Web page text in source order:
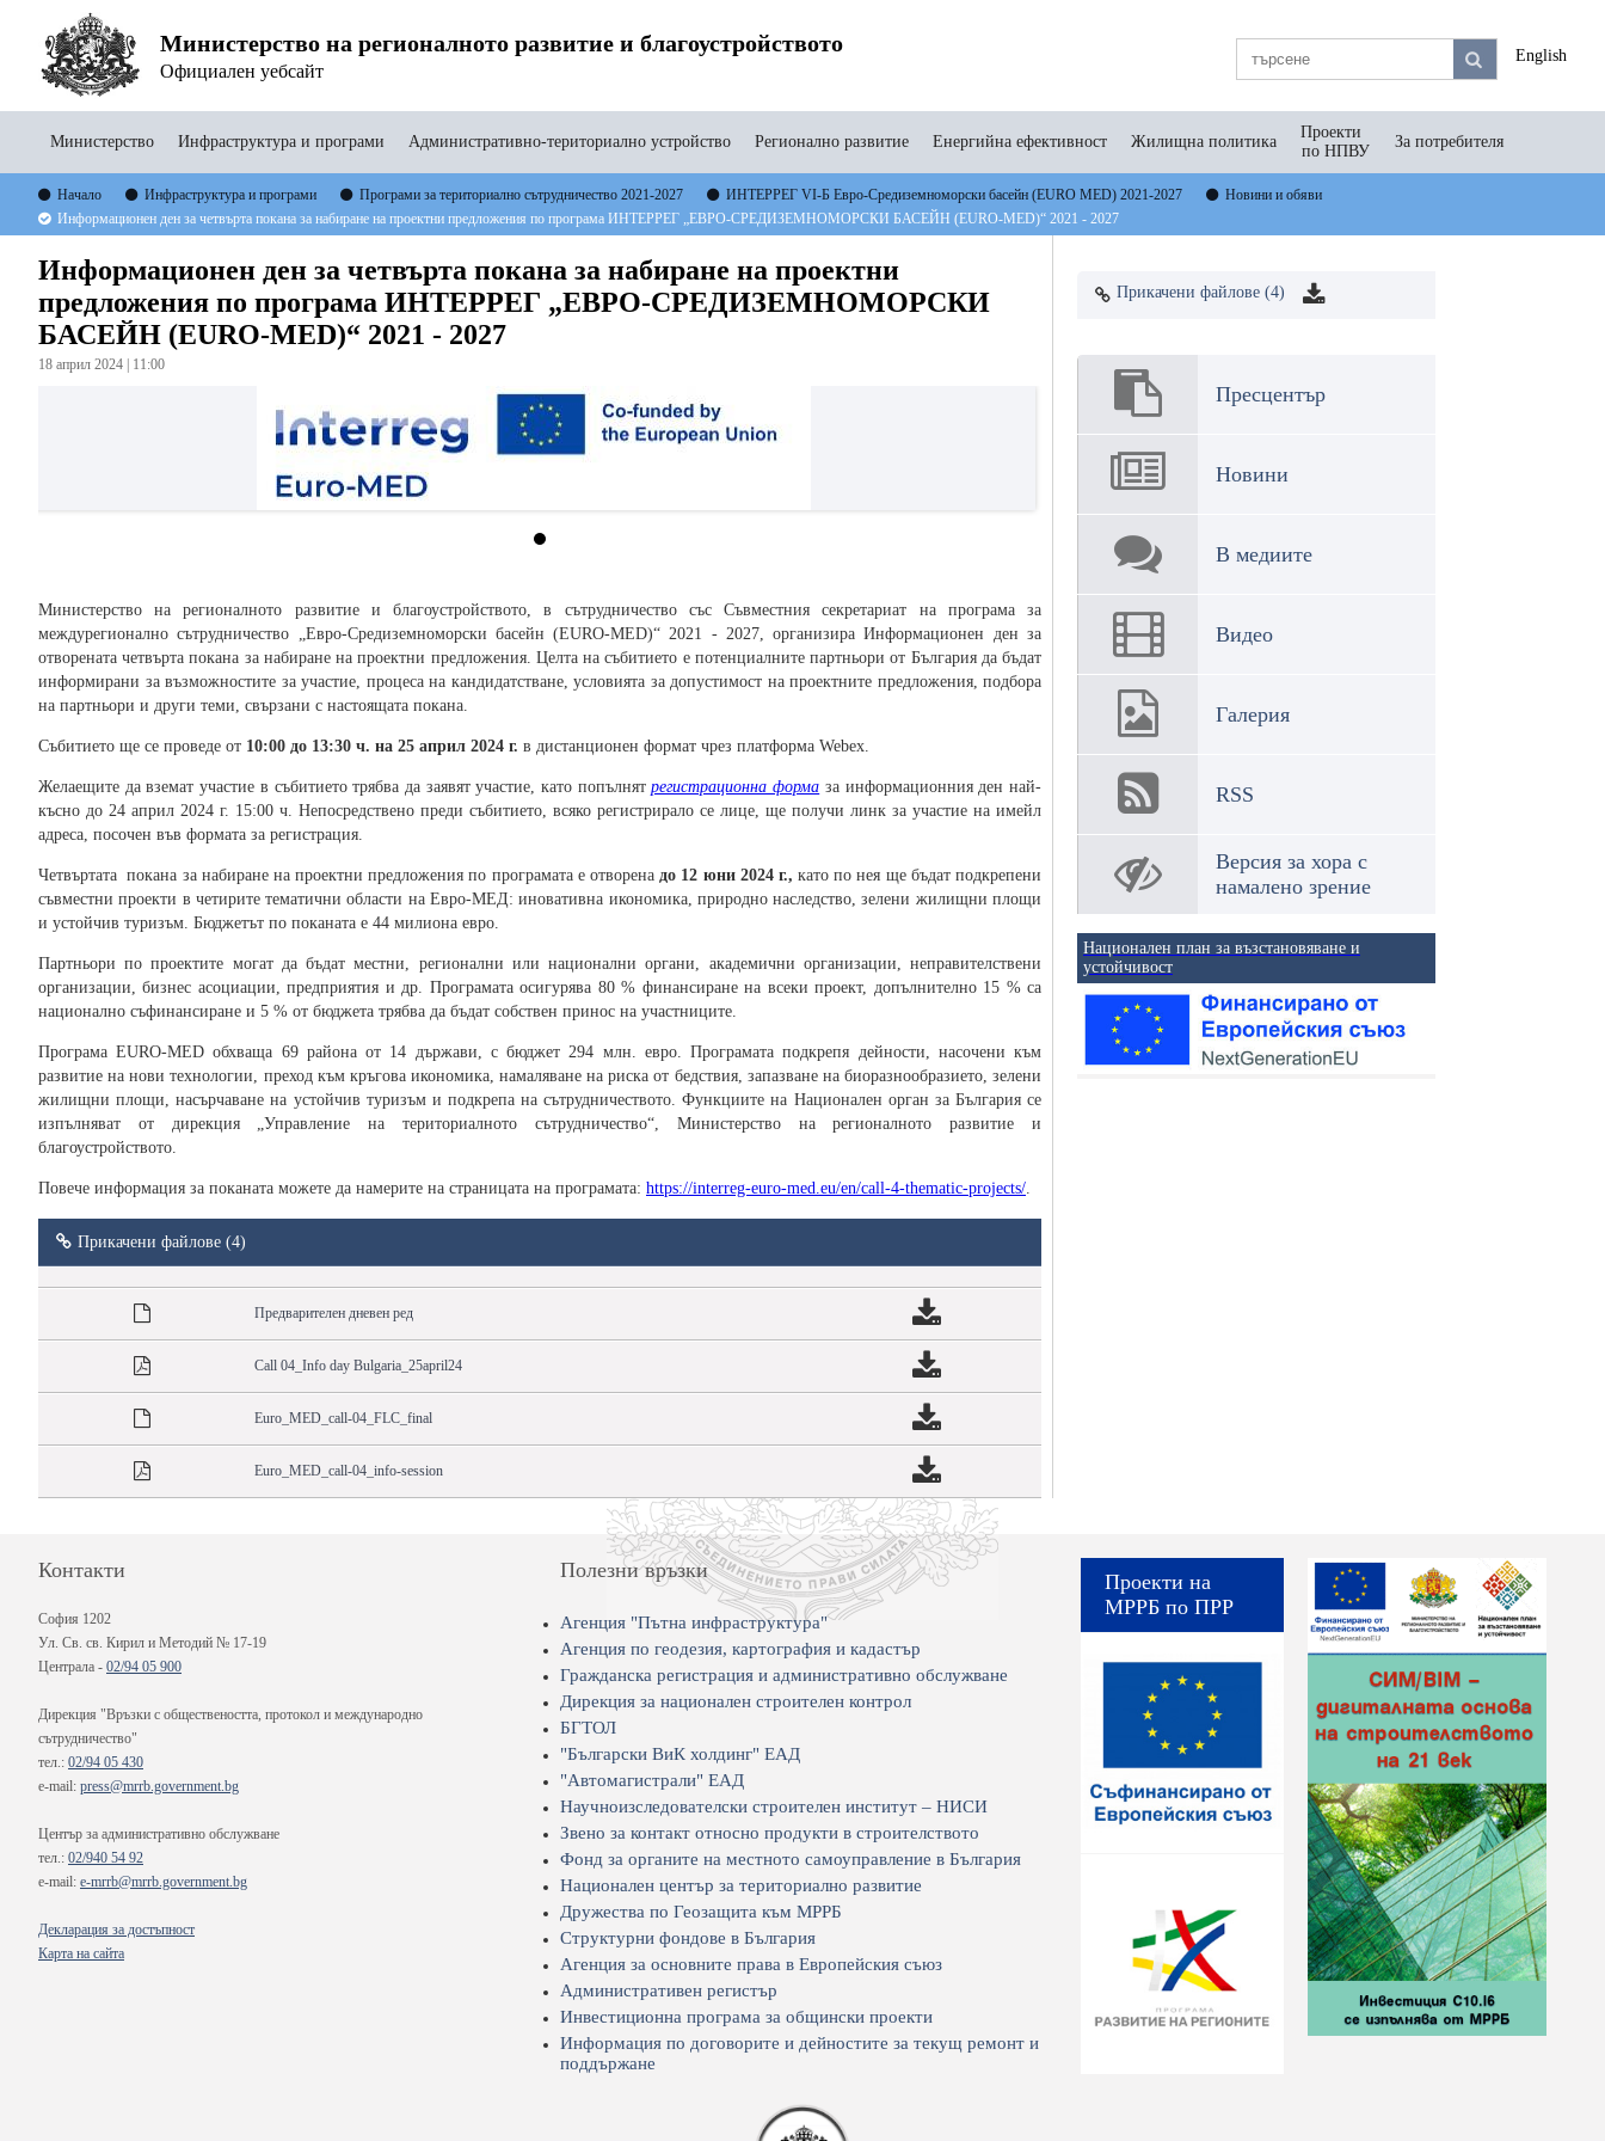
Министерство на регионалното развитие и благоустройството
Официален уебсайт
English
Министерство Инфраструктура и програми Административно-териториално устройство Регионално развитие Енергийна ефективност Жилищна политика
Проекти
по НПВУ
За потребителя
Начало Инфраструктура и програми Програми за териториално сътрудничество 2021-2027 ИНТЕРРЕГ VI-Б Евро-Средиземноморски басейн (EURO MED) 2021-2027
Новини и обяви
Информационен ден за четвърта покана за набиране на проектни предложения по програма ИНТЕРРЕГ „ЕВРО-СРЕДИЗЕМНОМОРСКИ БАСЕЙН (EURO-MED)“ 2021 - 2027
Информационен ден за четвърта покана за набиране на проектни
предложения по програма ИНТЕРРЕГ „ЕВРО-СРЕДИЗЕМНОМОРСКИ
БАСЕЙН (EURO-MED)“ 2021 - 2027
18 април 2024 | 11:00
Министерство на регионалното развитие и благоустройството, в сътрудничество със Съвместния секретариат на програма за
междурегионално сътрудничество „Евро-Средиземноморски басейн (EURO-MED)“ 2021 - 2027, организира Информационен ден за
отворената четвърта покана за набиране на проектни предложения. Целта на събитието е потенциалните партньори от България да бъдат
информирани за възможностите за участие, процеса на кандидатстване, условията за допустимост на проектните предложения, подбора
на партньори и други теми, свързани с настоящата покана.
Събитието ще се проведе от 10:00 до 13:30 ч. на 25 април 2024 г. в дистанционен формат чрез платформа Webex.
Желаещите да вземат участие в събитието трябва да заявят участие, като попълнятрегистрационна форма за информационния ден най-
късно до 24 април 2024 г. 15:00 ч. Непосредствено преди събитието, всяко регистрирало се лице, ще получи линк за участие на имейл
адреса, посочен във формата за регистрация.
Четвъртата покана за набиране на проектни предложения по програмата е отворена до 12 юни 2024 г., като по нея ще бъдат подкрепени
съвместни проекти в четирите тематични области на Евро-МЕД: иновативна икономика, природно наследство, зелени жилищни площи
и устойчив туризъм. Бюджетът по поканата е 44 милиона евро.
Партньори по проектите могат да бъдат местни, регионални или национални органи, академични организации, неправителствени
организации, бизнес асоциации, предприятия и др. Програмата осигурява 80 % финансиране на всеки проект, допълнително 15 % са
национално съфинансиране и 5 % от бюджета трябва да бъдат собствен принос на участниците.
Програма EURO-MED обхваща 69 района от 14 държави, с бюджет 294 млн. евро. Програмата подкрепя дейности, насочени към
развитие на нови технологии, преход към кръгова икономика, намаляване на риска от бедствия, запазване на биоразнообразието, зелени
жилищни площи, насърчаване на устойчив туризъм и подкрепа на сътрудничеството. Функциите на Национален орган за България се
изпълняват от дирекция „Управление на териториалното сътрудничество“, Министерство на регионалното развитие и
благоустройството.
Повече информация за поканата можете да намерите на страницата на програмата: https://interreg-euro-med.eu/en/call-4-thematic-projects/.
Прикачени файлове (4)
Предварителен дневен ред
Call 04_Info day Bulgaria_25april24
Euro_MED_call-04_FLC_final
Euro_MED_call-04_info-session
Прикачени файлове (4)
Пресцентър
Новини
В медиите
Видео
Галерия
RSS
Версия за хора с
намалено зрение
Национален план за възстановяване и
устойчивост
Контакти
София 1202
Ул. Св. св. Кирил и Методий № 17-19
Централа - 02/94 05 900
Дирекция "Връзки с обществеността, протокол и международно
сътрудничество"
тел.: 02/94 05 430
e-mail: press@mrrb.government.bg
Център за административно обслужване
тел.: 02/940 54 92
e-mail: e-mrrb@mrrb.government.bg
Декларация за достъпност
Карта на сайта
Полезни връзки
Агенция "Пътна инфраструктура"
Агенция по геодезия, картография и кадастър
Гражданска регистрация и административно обслужване
Дирекция за национален строителен контрол
БГТОЛ
"Български ВиК холдинг" ЕАД
"Автомагистрали" ЕАД
Научноизследователски строителен институт – НИСИ
Звено за контакт относно продукти в строителството
Фонд за органите на местното самоуправление в България
Национален център за териториално развитие
Дружества по Геозащита към МРРБ
Структурни фондове в България
Агенция за основните права в Европейския съюз
Административен регистър
Инвестиционна програма за общински проекти
Информация по договорите и дейностите за текущ ремонт и
поддържане
Проекти на
МРРБ по ПРР